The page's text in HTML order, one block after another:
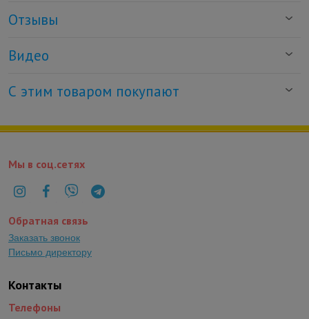
Отзывы
Видео
С этим товаром покупают
Контакты
Телефоны
Мы в соц.сетях
Обратная связь
Заказать звонок
Письмо директору